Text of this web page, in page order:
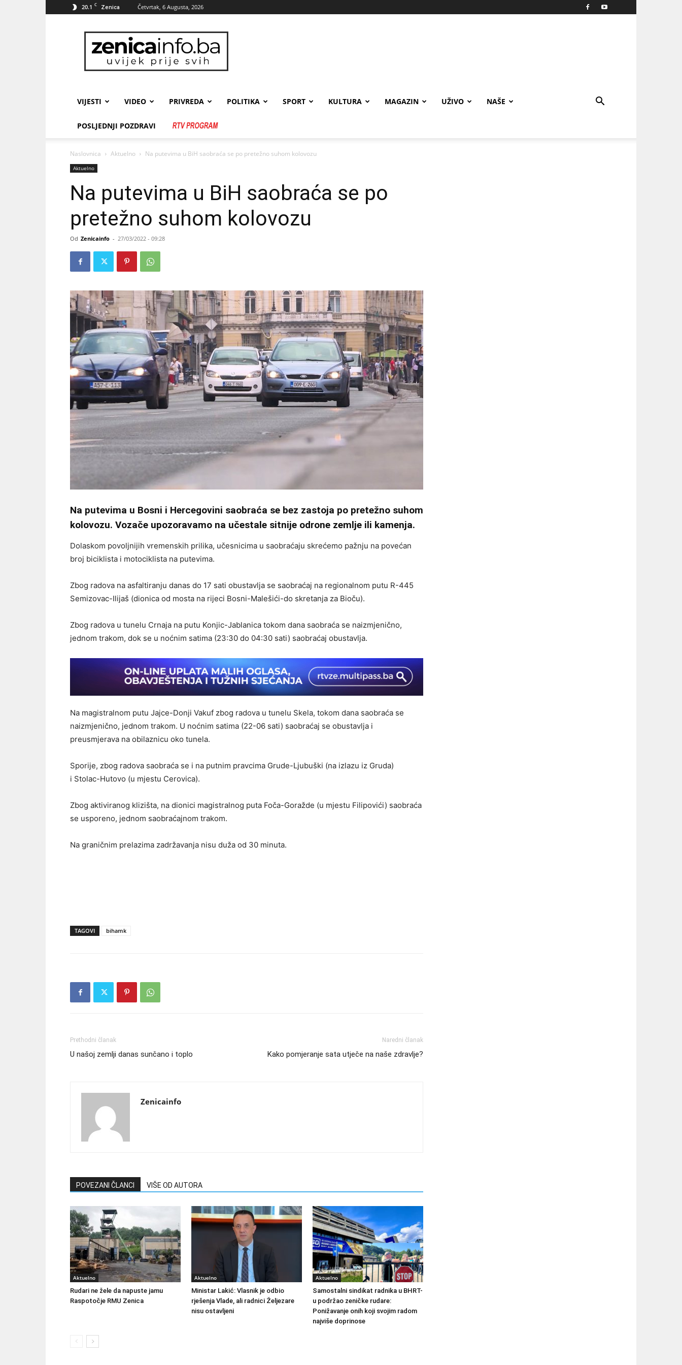
20.1 C Zenica Četvrtak, 6 Augusta, 2026
zenicainfo.ba
VIJESTI VIDEO PRIVREDA POLITIKA SPORT KULTURA MAGAZIN UŽIVO NAŠE
POSLJEDNJI POZDRAVI
Naslovnica Aktuelno Na putevima u BiH saobraća se po pretežno suhom kolovozu
Aktuelno
Na putevima u BiH saobraća se po
pretežno suhom kolovozu
Od Zenicainfo - 27/03/2022 - 09:28
Na putevima u Bosni i Hercegovini saobraća se bez zastoja po pretežno suhom
kolovozu. Vozače upozoravamo na učestale sitnije odrone zemlje ili kamenja.
Dolaskom povoljnijih vremenskih prilika, učesnicima u saobraćaju skrećemo pažnju na povećan
broj biciklista i motociklista na putevima.
Zbog radova na asfaltiranju danas do 17 sati obustavlja se saobraćaj na regionalnom putu R-445
Semizovac-Ilijaš (dionica od mosta na rijeci Bosni-Malešići-do skretanja za Bioču).
Zbog radova u tunelu Crnaja na putu Konjic-Jablanica tokom dana saobraća se naizmjenično,
jednom trakom, dok se u noćnim satima (23:30 do 04:30 sati) saobraćaj obustavlja.
Na magistralnom putu Jajce-Donji Vakuf zbog radova u tunelu Skela, tokom dana saobraća se
naizmjenično, jednom trakom. U noćnim satima (22-06 sati) saobraćaj se obustavlja i
preusmjerava na obilaznicu oko tunela.
Sporije, zbog radova saobraća se i na putnim pravcima Grude-Ljubuški (na izlazu iz Gruda)
i Stolac-Hutovo (u mjestu Cerovica).
Zbog aktiviranog klizišta, na dionici magistralnog puta Foča-Goražde (u mjestu Filipovići) saobraća
se usporeno, jednom saobraćajnom trakom.
Na graničnim prelazima zadržavanja nisu duža od 30 minuta.
TAGOVI bihamk
Prethodni članak
U našoj zemlji danas sunčano i toplo
Naredni članak
Kako pomjeranje sata utječe na naše zdravlje?
Zenicainfo
POVEZANI ČLANCI VIŠE OD AUTORA
Aktuelno
Rudari ne žele da napuste jamu
Raspotočje RMU Zenica
Aktuelno
Ministar Lakić: Vlasnik je odbio
rješenja Vlade, ali radnici Željezare
nisu ostavljeni
Aktuelno
Samostalni sindikat radnika u BHRT-
u podržao zeničke rudare:
Ponižavanje onih koji svojim radom
najviše doprinose